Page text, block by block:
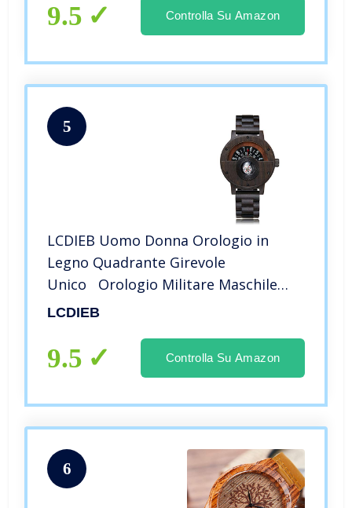
9.5 Controlla Su Amazon
5
LCDIEB Uomo Donna Orologio in
Legno Quadrante Girevole
Unico Orologio Militare Maschile
Bussola Orologio al Quarzo con
LCDIEB
9.5 Controlla Su Amazon
6